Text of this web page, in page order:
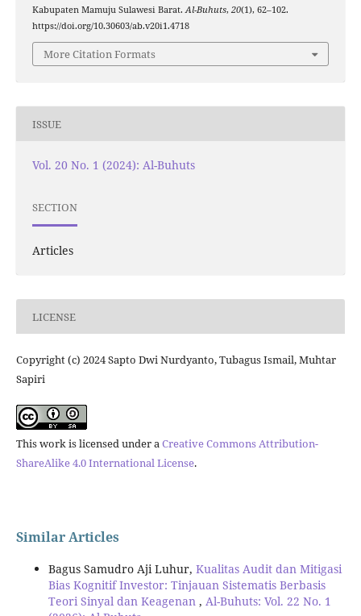
Kabupaten Mamuju Sulawesi Barat.Al-Buhuts, 20(1), 62–102.
https://doi.org/10.30603/ab.v20i1.4718
More Citation Formats
ISSUE
Vol. 20 No. 1 (2024): Al-Buhuts
SECTION
Articles
LICENSE
Copyright (c) 2024 Sapto Dwi Nurdyanto, Tubagus Ismail, Muhtar
Sapiri
This work is licensed under aCreative Commons Attribution-
ShareAlike 4.0 International License.
Similar Articles
Bagus Samudro Aji Luhur, Kualitas Audit dan Mitigasi
Bias Kognitif Investor: Tinjauan Sistematis Berbasis
Teori Sinyal dan Keagenan , Al-Buhuts: Vol. 22 No. 1